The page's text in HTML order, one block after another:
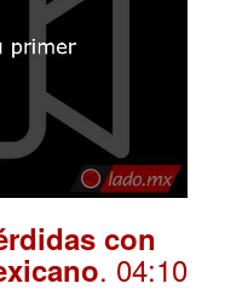
con
. 04:10